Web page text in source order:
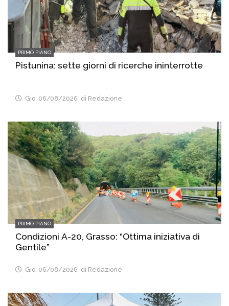
PRIMO PIANO
Pistunina: sette giorni di ricerche ininterrotte
Gio, 06/08/2026 di Redazione
PRIMO PIANO
Condizioni A-20, Grasso: “Ottima iniziativa di
Gentile”
Gio, 06/08/2026 di Redazione